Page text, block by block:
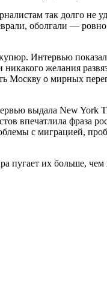
так долго не
оболгали —
Интервью
желания
Москву о мирных
выдала New York
впечатлила фраза
с миграцией,
пугает их больше, чем